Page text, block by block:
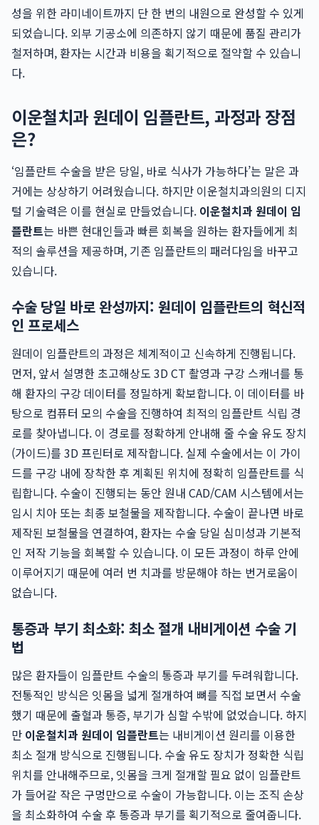
성을 위한 라미네이트까지 단 한 번의 내원으로 완성할 수 있게
되었습니다. 외부 기공소에 의존하지 않기 때문에 품질 관리가
철저하며, 환자는 시간과 비용을 획기적으로 절약할 수 있습니
다.
이운철치과 원데이 임플란트, 과정과 장점
은?
‘임플란트 수술을 받은 당일, 바로 식사가 가능하다’는 말은 과
거에는 상상하기 어려웠습니다. 하지만 이운철치과의원의 디지
털 기술력은 이를 현실로 만들었습니다. 이운철치과 원데이 임
플란트는 바쁜 현대인들과 빠른 회복을 원하는 환자들에게 최
적의 솔루션을 제공하며, 기존 임플란트의 패러다임을 바꾸고
있습니다.
수술 당일 바로 완성까지: 원데이 임플란트의 혁신적
인 프로세스
원데이 임플란트의 과정은 체계적이고 신속하게 진행됩니다.
먼저, 앞서 설명한 초고해상도 3D CT 촬영과 구강 스캐너를 통
해 환자의 구강 데이터를 정밀하게 확보합니다. 이 데이터를 바
탕으로 컴퓨터 모의 수술을 진행하여 최적의 임플란트 식립 경
로를 찾아냅니다. 이 경로를 정확하게 안내해 줄 수술 유도 장치
(가이드)를 3D 프린터로 제작합니다. 실제 수술에서는 이 가이
드를 구강 내에 장착한 후 계획된 위치에 정확히 임플란트를 식
립합니다. 수술이 진행되는 동안 원내 CAD/CAM 시스템에서는
임시 치아 또는 최종 보철물을 제작합니다. 수술이 끝나면 바로
제작된 보철물을 연결하여, 환자는 수술 당일 심미성과 기본적
인 저작 기능을 회복할 수 있습니다. 이 모든 과정이 하루 안에
이루어지기 때문에 여러 번 치과를 방문해야 하는 번거로움이
없습니다.
통증과 부기 최소화: 최소 절개 내비게이션 수술 기
법
많은 환자들이 임플란트 수술의 통증과 부기를 두려워합니다.
전통적인 방식은 잇몸을 넓게 절개하여 뼈를 직접 보면서 수술
했기 때문에 출혈과 통증, 부기가 심할 수밖에 없었습니다. 하지
만 이운철치과 원데이 임플란트는 내비게이션 원리를 이용한
최소 절개 방식으로 진행됩니다. 수술 유도 장치가 정확한 식립
위치를 안내해주므로, 잇몸을 크게 절개할 필요 없이 임플란트
가 들어갈 작은 구멍만으로 수술이 가능합니다. 이는 조직 손상
을 최소화하여 수술 후 통증과 부기를 획기적으로 줄여줍니다.